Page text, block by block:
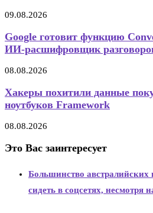
09.08.2026
Google готовит функцию
ИИ-расшифровщик
08.08.2026
Хакеры похитили данные
ноутбуков Framework
08.08.2026
Это Вас заинтересует
Большинство австралийских
сидеть в соцсетях, несмотря